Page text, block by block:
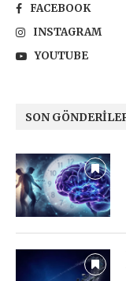
FACEBOOK
INSTAGRAM
YOUTUBE
SON